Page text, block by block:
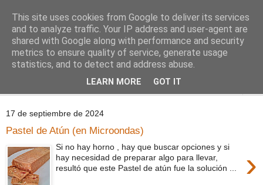
Comoju
La Cocina del Día a Día y el día a día de la Gastronomía
17 de septiembre de 2024
Pastel de Atún (en Microondas)
›
Si no hay horno , hay que buscar opciones y si
hay necesidad de preparar algo para llevar,
resultó que este Pastel de atún fue la solución ...
This site uses cookies from Google to deliver its services
and to analyze traffic. Your IP address and user-agent are
shared with Google along with performance and security
metrics to ensure quality of service, generate usage
statistics, and to detect and address abuse.
LEARN MORE GOT IT